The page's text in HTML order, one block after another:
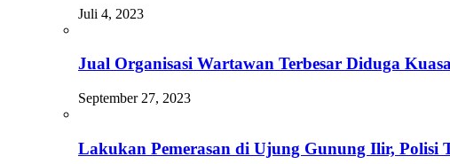
Juli 4, 2023
Jual Organisasi Wartawan Terbesar Diduga
September 27, 2023
Lakukan Pemerasan di Ujung Gunung Ilir, Polisi